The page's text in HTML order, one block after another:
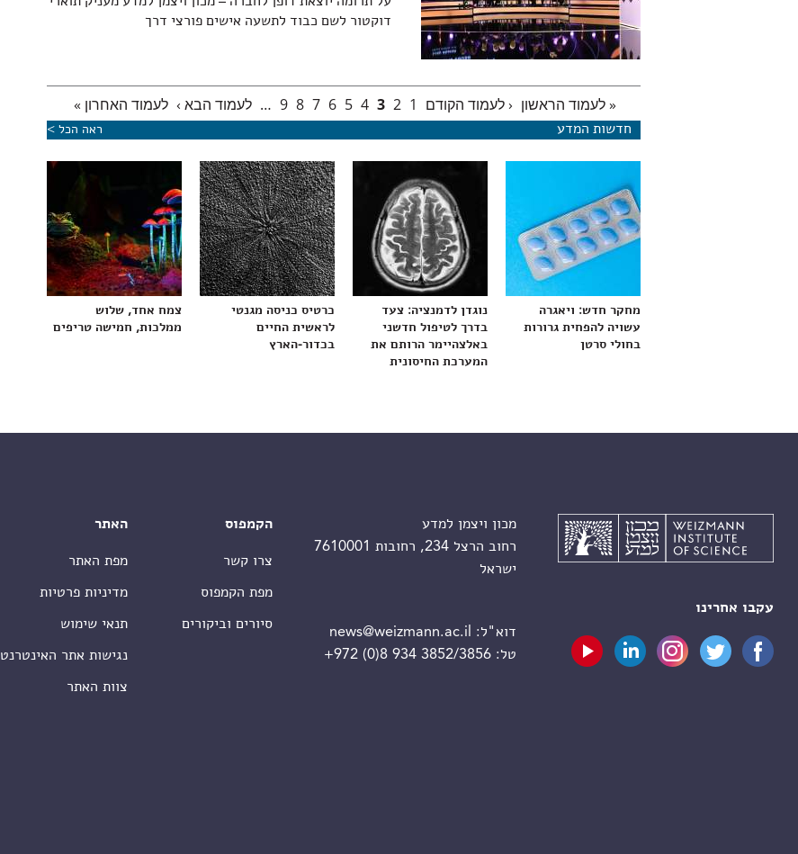
דוקטור לשם כבוד לתשעה אישים פורצי דרך
עמודים« לעמוד הראשון ‹ לעמוד הקודם 1
2
3
4
5
6
7
8
9
… לעמוד הבא › לעמוד האחרון »
חדשות המדע ראה הכל >
מחקר חדש: ויאגרה
עשויה להפחית גרורות
בחולי סרטן
נוגדן לדמנציה: צעד
בדרך לטיפול חדשני
באלצהיימר הרותם את
המערכת החיסונית
כרטיס כניסה מגנטי
לראשית החיים
בכדור-הארץ
צמח אחד, שלוש
ממלכות, חמישה טריפים
עקבו אחרינו
מכון ויצמן למדע
רחוב הרצל 234, רחובות 7610001
ישראל
דוא"ל:
news@weizmann.ac.il
טל:+972 (0)8 934 3852/3856
הקמפוס
צרו קשר
מפת הקמפוס
סיורים וביקורים
האתר
מפת האתר
מדיניות פרטיות
תנאי שימוש
נגישות אתר האינטרנט
צוות האתר